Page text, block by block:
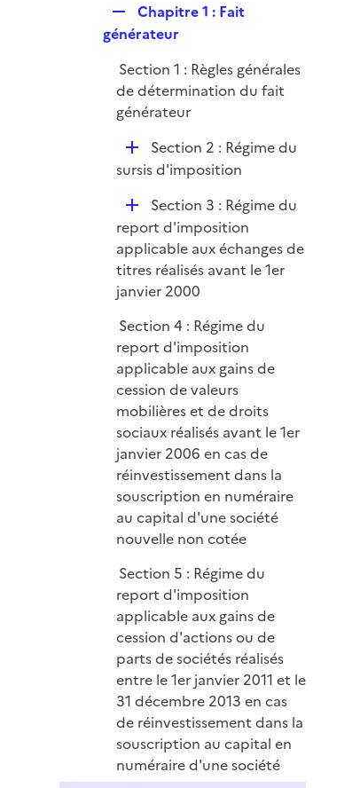
r
l
i
e
r
e
l
i
e
r
Chapitre 1 : Fait
générateur
Section 1 : Règles générales
de détermination du fait
générateur
D
é
i
e
r
Section 2 : Régime du
sursis d'imposition
D
é
p
l
i
r
Section 3 : Régime du
report d'imposition
applicable aux échanges de
titres réalisés avant le 1er
janvier 2000
Section 4 : Régime du
report d'imposition
applicable aux gains de
cession de valeurs
mobilières et de droits
sociaux réalisés avant le 1er
janvier 2006 en cas de
réinvestissement dans la
souscription en numéraire
au capital d'une société
nouvelle non cotée
Section 5 : Régime du
report d'imposition
applicable aux gains de
cession d'actions ou de
parts de sociétés réalisés
entre le 1er janvier 2011 et le
31 décembre 2013 en cas
de réinvestissement dans la
souscription au capital en
numéraire d'une société